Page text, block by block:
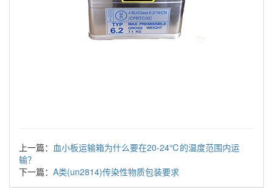
上一篇： 血小板运输箱为什么要在20-24℃的温度范围内运
输？
下一篇： A类(un2814)传染性物质包装要求